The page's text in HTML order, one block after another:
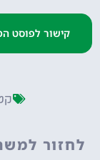
קישור לפוסט
לחזור